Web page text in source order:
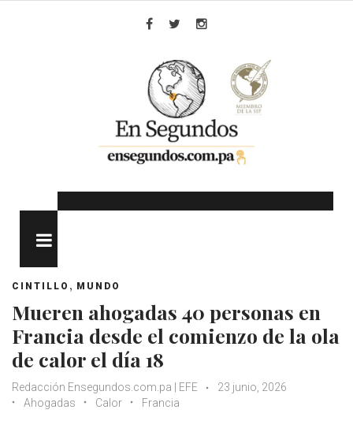
CINTILLO , MUNDO
Mueren ahogadas 40 personas en
Francia desde el comienzo de la ola
de calor el día 18
Redacción Ensegundos.com.pa | EFE
23 junio, 2026
Ahogadas
Calor Francia